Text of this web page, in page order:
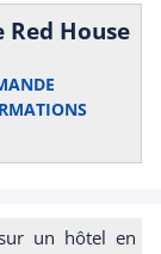
Red House
un hôtel en